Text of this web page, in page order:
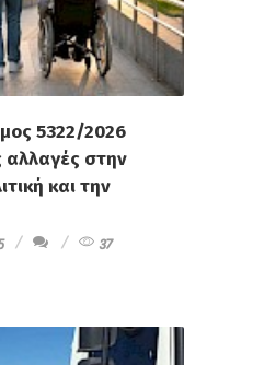
5322/2026
αλλαγές στην
και την
37